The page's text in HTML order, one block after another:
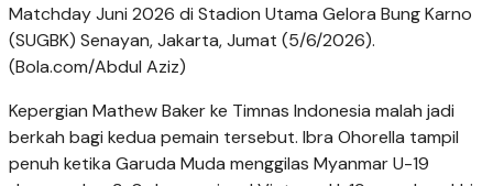
Matchday Juni 2026 di Stadion Utama Gelora Bung Karno
(SUGBK) Senayan, Jakarta, Jumat (5/6/2026).
(Bola.com/Abdul Aziz)
Kepergian Mathew Baker ke Timnas Indonesia malah jadi
berkah bagi kedua pemain tersebut. Ibra Ohorella tampil
penuh ketika Garuda Muda menggilas Myanmar U-19